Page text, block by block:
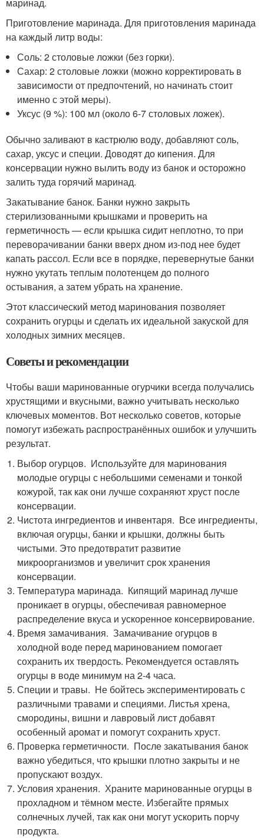
Приготовление маринада. Для приготовления маринада
на каждый литр воды:
Соль: 2 столовые ложки (без горки).
Сахар: 2 столовые ложки (можно корректировать в
зависимости от предпочтений, но начинать стоит
именно с этой меры).
Уксус (9 %): 100 мл (около 6-7 столовых ложек).
Обычно заливают в кастрюлю воду, добавляют соль,
сахар, уксус и специи. Доводят до кипения. Для
консервации нужно вылить воду из банок и осторожно
залить туда горячий маринад.
Закатывание банок. Банки нужно закрыть
стерилизованными крышками и проверить на
герметичность — если крышка сидит неплотно, то при
переворачивании банки вверх дном из-под нее будет
капать рассол. Если все в порядке, перевернутые банки
нужно укутать теплым полотенцем до полного
остывания, а затем убрать на хранение.
Этот классический метод маринования позволяет
сохранить огурцы и сделать их идеальной закуской для
холодных зимних месяцев.
Советы и рекомендации
Чтобы ваши маринованные огурчики всегда получались
хрустящими и вкусными, важно учитывать несколько
ключевых моментов. Вот несколько советов, которые
помогут избежать распространённых ошибок и улучшить
результат.
Выбор огурцов. Используйте для маринования
молодые огурцы с небольшими семенами и тонкой
кожурой, так как они лучше сохраняют хруст после
консервации.
Чистота ингредиентов и инвентаря. Все ингредиенты,
включая огурцы, банки и крышки, должны быть
чистыми. Это предотвратит развитие
микроорганизмов и увеличит срок хранения
консервации.
Температура маринада. Кипящий маринад лучше
проникает в огурцы, обеспечивая равномерное
распределение вкуса и ускоренное консервирование.
Время замачивания. Замачивание огурцов в
холодной воде перед маринованием помогает
сохранить их твердость. Рекомендуется оставлять
огурцы в воде минимум на 2-4 часа.
Специи и травы. Не бойтесь экспериментировать с
различными травами и специями. Листья хрена,
смородины, вишни и лавровый лист добавят
особенный аромат и помогут сохранить хруст.
Проверка герметичности. После закатывания банок
важно убедиться, что крышки плотно закрыты и не
пропускают воздух.
Условия хранения. Храните маринованные огурцы в
прохладном и тёмном месте. Избегайте прямых
солнечных лучей, так как они могут ускорить порчу
продукта.